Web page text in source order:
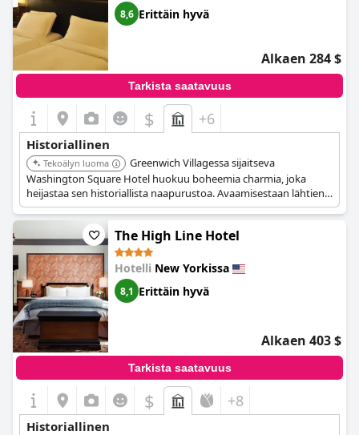
8,6 Erittäin hyvä
Alkaen 284 $
Tarkista saatavuus
$ +6
Historiallinen
Tekoälyn luoma
Greenwich Villagessa sijaitseva
Washington Square Hotel huokuu boheemia charmia, joka
heijastaa sen historiallista naapurustoa. Avaamisestaan lähtien
se on ollut turvapaikka taiteilijoille, kirjailijoille ja muusikoille.
Hotellin intiimi ilmapiiri ja klassinen muotoilu herättävät
ajattomuuden tunteen.The High Line Hotel
Hotelli New Yorkissa
8,1 Erittäin hyvä
Alkaen 403 $
Tarkista saatavuus
$ +8
Historiallinen